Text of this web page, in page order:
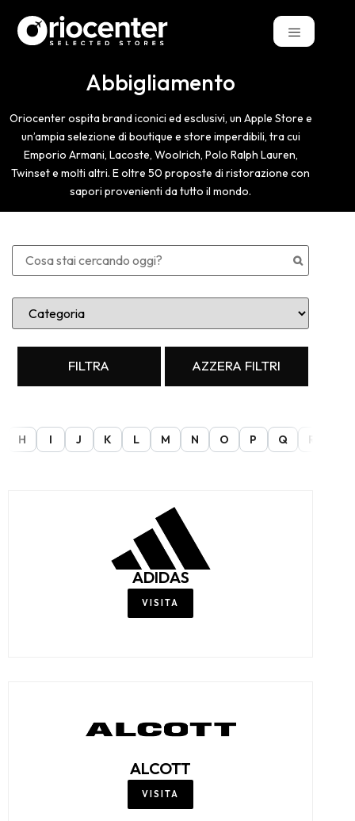
Abbigliamento
Oriocenter ospita brand iconici ed esclusivi, un Apple Store e
un’ampia selezione di boutique e store imperdibili, tra cui
Emporio Armani, Lacoste, Woolrich, Polo Ralph Lauren,
Twinset e molti altri. E oltre 50 proposte di ristorazione con
sapori provenienti da tutto il mondo.
FILTRA AZZERA FILTRI
H I J K L M N O P Q R
ADIDAS